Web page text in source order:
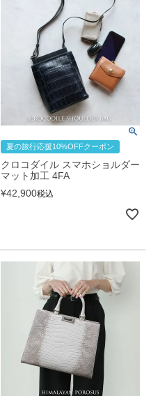
夏の旅行応援10%OFFクーポン
クロコダイル スマホショルダー
マット加工 4FA
¥42,900税込